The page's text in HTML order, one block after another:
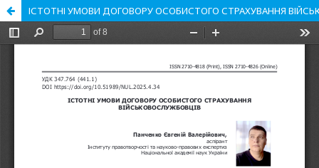
ІСТОТНІ УМОВИ ДОГОВОРУ ОСОБИСТОГО СТРАХУВАННЯ